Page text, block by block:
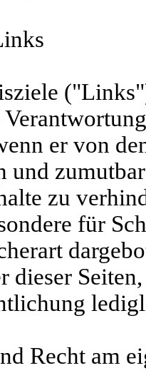
er von
und
zu
für
dieser
Recht am